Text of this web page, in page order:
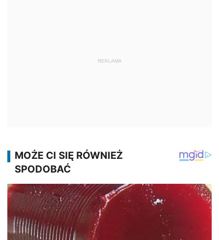
REKLAMA